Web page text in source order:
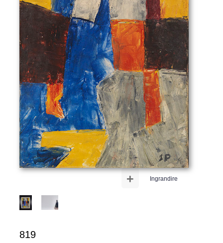
Ingrandire
+
819